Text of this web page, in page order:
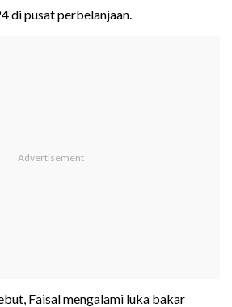
di pusat perbelanjaan.
Faisal mengalami luka bakar